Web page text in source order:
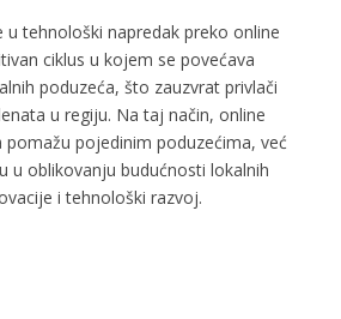
u tehnološki napredak preko online
ciklus u kojem se povećava
poduzeća, što zauzvrat privlači
u regiju. Na taj način, online
pojedinim poduzećima, već
u oblikovanju budućnosti lokalnih
i tehnološki razvoj.